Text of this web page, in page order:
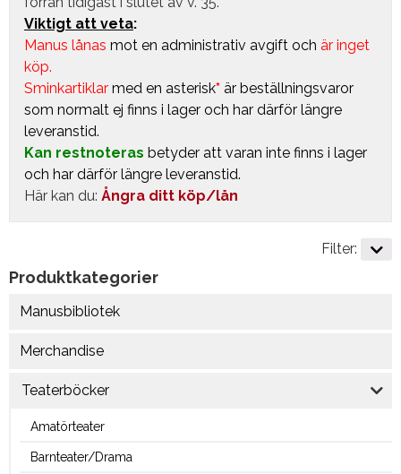
Viktigt att veta:
Manus lånas mot en administrativ avgift och är inget
köp.
Sminkartiklar med en asterisk* är beställningsvaror
som normalt ej finns i lager och har därför längre
leveranstid.
Kan restnoteras betyder att varan inte finns i lager
och har därför längre leveranstid.
Här kan du: Ångra ditt köp/lån
Produktkategorier
Manusbibliotek
Merchandise
Teaterböcker
Amatörteater
Barnteater/Drama
Filter: